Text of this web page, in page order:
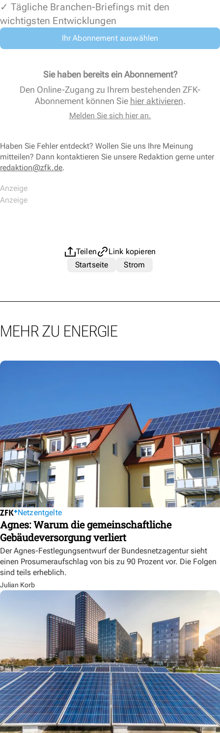
✓ Tägliche Branchen-Briefings mit den
wichtigsten Entwicklungen
Ihr Abonnement auswählen
Sie haben bereits ein Abonnement?
Den Online-Zugang zu Ihrem bestehenden ZFK-
Abonnement können Sie hier aktivieren.
Melden Sie sich hier an.
Haben Sie Fehler entdeckt? Wollen Sie uns Ihre Meinung
mitteilen? Dann kontaktieren Sie unsere Redaktion gerne unter
redaktion@zfk.de.
Teilen
Link kopieren
Startseite
Strom
MEHR ZU ENERGIE
Netzentgelte
Agnes: Warum die gemeinschaftliche
Gebäudeversorgung verliert
Der Agnes-Festlegungsentwurf der Bundesnetzagentur sieht
einen Prosumeraufschlag von bis zu 90 Prozent vor. Die Folgen
sind teils erheblich.
Julian Korb